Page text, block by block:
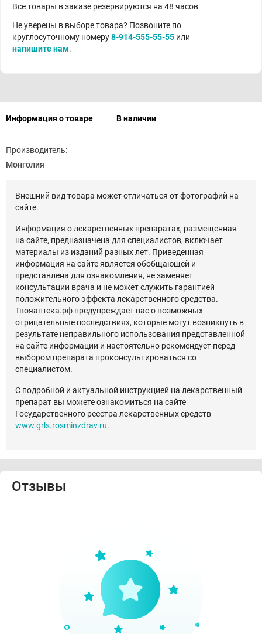
Все товары в заказе резервируются на 48 часов
Не уверены в выборе товара? Позвоните по
круглосуточному номеру8-914-555-55-55 или
напишите нам.
Информация о товаре В наличии
Производитель:
Монголия
Внешний вид товара может отличаться от фотографий на
сайте.
Информация о лекарственных препаратах, размещенная
на сайте, предназначена для специалистов, включает
материалы из изданий разных лет. Приведенная
информация на сайте является обобщающей и
представлена для ознакомления, не заменяет
консультации врача и не может служить гарантией
положительного эффекта лекарственного средства.
Твояаптека.рф предупреждает вас о возможных
отрицательные последствиях, которые могут возникнуть в
результате неправильного использования представленной
на сайте информации и настоятельно рекомендует перед
выбором препарата проконсультироваться со
специалистом.
С подробной и актуальной инструкцией на лекарственный
препарат вы можете ознакомиться на сайте
Государственного реестра лекарственных средств
www.grls.rosminzdrav.ru.
Отзывы